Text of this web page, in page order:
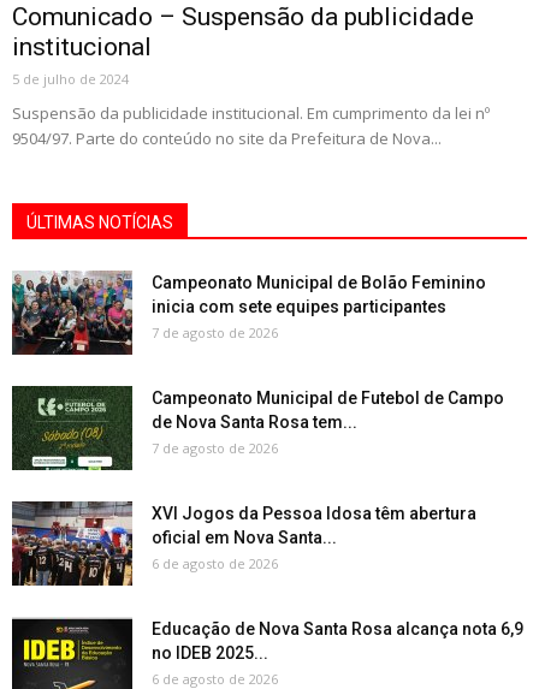
Comunicado – Suspensão da publicidade
institucional
5 de julho de 2024
Suspensão da publicidade institucional. Em cumprimento da lei nº
9504/97. Parte do conteúdo no site da Prefeitura de Nova...
ÚLTIMAS NOTÍCIAS
Campeonato Municipal de Bolão Feminino
inicia com sete equipes participantes
7 de agosto de 2026
Campeonato Municipal de Futebol de Campo
de Nova Santa Rosa tem...
7 de agosto de 2026
XVI Jogos da Pessoa Idosa têm abertura
oficial em Nova Santa...
6 de agosto de 2026
Educação de Nova Santa Rosa alcança nota 6,9
no IDEB 2025...
6 de agosto de 2026